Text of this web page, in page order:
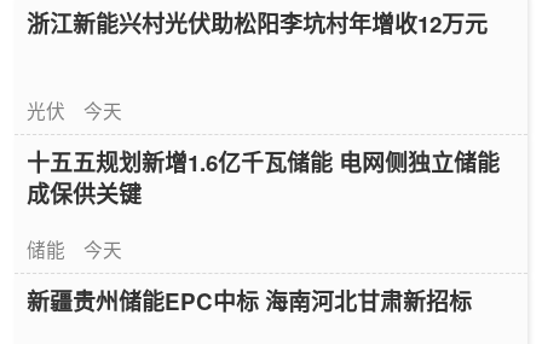
浙江新能兴村光伏助松阳李坑村年增收12万元
光伏 今天
十五五规划新增1.6亿千瓦储能 电网侧独立储能
成保供关键
储能 今天
新疆贵州储能EPC中标 海南河北甘肃新招标